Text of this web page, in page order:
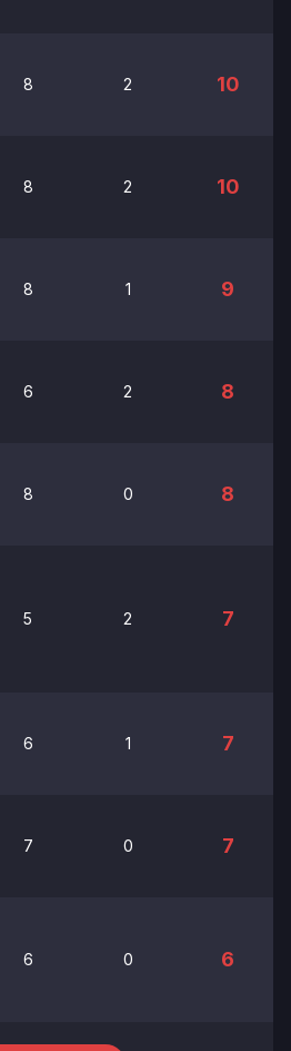
8 2 10
8 2 10
8 1 9
6 2 8
8 0 8
5 2 7
6 1 7
7 0 7
6 0 6